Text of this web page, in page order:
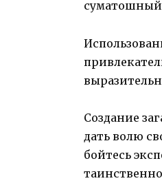
суматошный
Создание
дать волю
бойтесь